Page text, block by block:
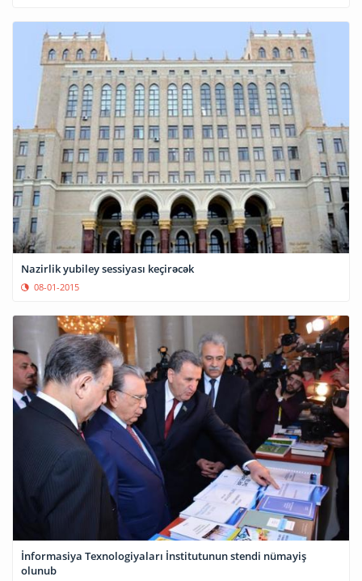
Nazirlik yubiley sessiyası keçirəcək
08-01-2015
İnformasiya Texnologiyaları İnstitutunun stendi nümayiş
olunub